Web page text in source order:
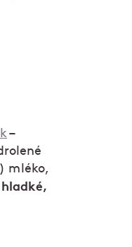
–
mléko,